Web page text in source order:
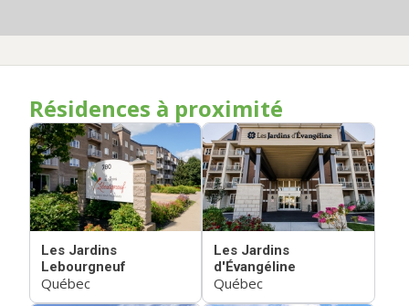
Résidences à proximité
Les Jardins
Lebourgneuf
Québec
Les Jardins
d'Évangéline
Québec